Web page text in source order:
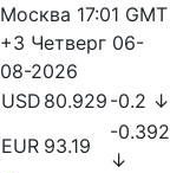
Москва 17:01 GMT
+3 Четверг 06-
08-2026
USD 80.929 -0.2 ↓
EUR 93.19
-0.392
↓